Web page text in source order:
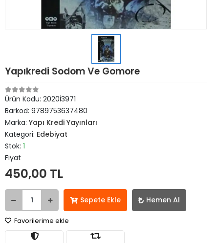
Yapıkredi Sodom Ve Gomore
Ürün Kodu: 2020İ3971
Barkod: 9789753637480
Marka: Yapı Kredi Yayınları
Kategori: Edebiyat
Stok: 1
Fiyat
450,00 TL
Sepete Ekle Hemen Al
Favorilerime ekle